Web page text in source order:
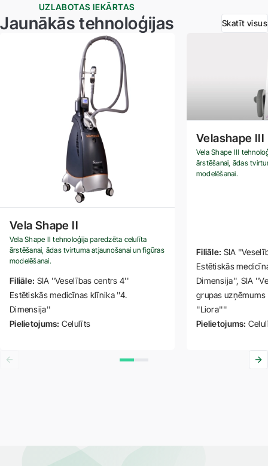
UZLABOTAS IEKĀRTAS
Jaunākās tehnoloģijas Skatīt visus
Vela Shape II
Vela Shape II tehnoloģija paredzēta celulīta
ārstēšanai, ādas tvirtuma atjaunošanai un figūras
modelēšanai.
Filiāle: SIA ''Veselības centrs 4''
Estētiskās medicīnas klīnika ''4.
Dimensija''
Pielietojums: Celulīts
Velashape III
Vela Shape III
ārstēšanai, ādas
modelēšanai.
Filiāle: SIA
Estētiskās
Dimensija'' SIA
grupas
''Liora''''
Pielietojums: